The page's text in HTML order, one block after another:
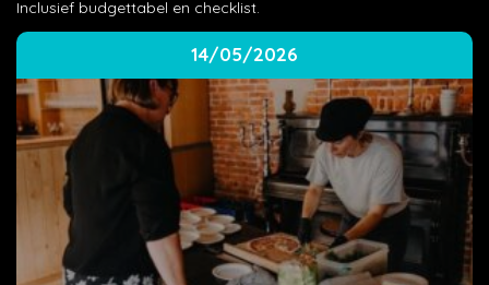
Inclusief budgettabel en checklist.
14/05/2026